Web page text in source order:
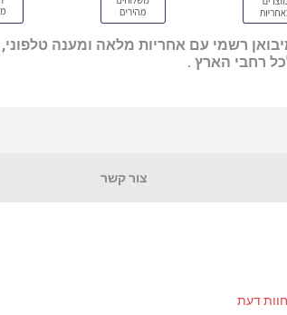
רשמי עם אחריות מלאה ומענה
רחבי הארץ .
צור קשר
דעת